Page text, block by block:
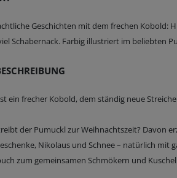
Geschichten mit dem frechen Kobold:
Schabernack. Farbig illustriert im beliebten
ein frecher Kobold, dem ständig neue
der Pumuckl zur Weihnachtszeit? Davon
Nikolaus und Schnee – natürlich
zum gemeinsamen Schmökern und